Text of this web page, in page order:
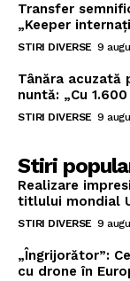
Transfer
„Keeper
STIRI DIVERSE 9
Tânăra acuzată
nuntă: „Cu
STIRI DIVERSE 9
Stiri
Realizare
titlului mondial
STIRI DIVERSE 9
„Îngrijorător”:
cu drone în